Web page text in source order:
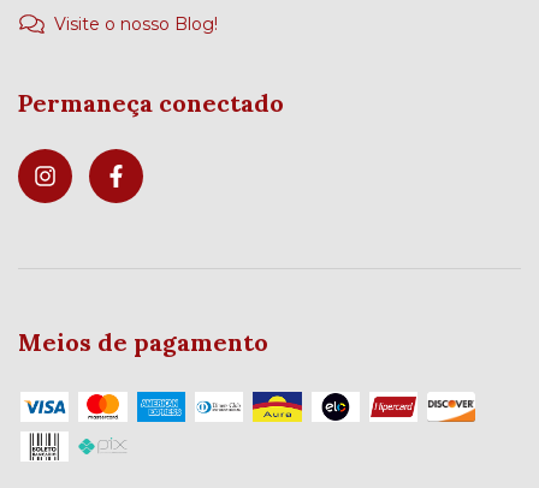
Visite o nosso Blog!
Permaneça conectado
Meios de pagamento